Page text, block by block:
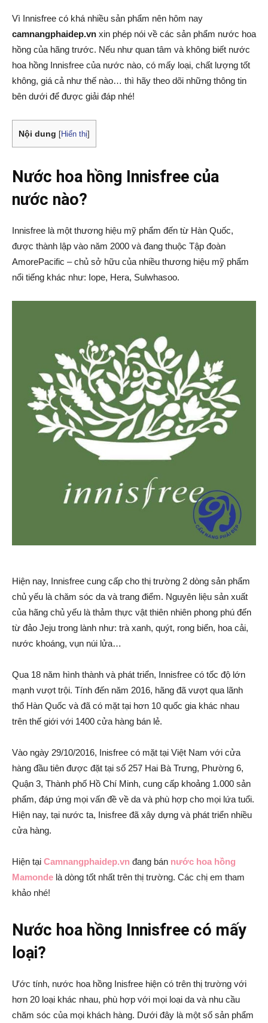
Vì Innisfree có khá nhiều sản phẩm nên hôm nay
camnangphaidep.vn xin phép nói về các sản phẩm nước hoa
hồng của hãng trước. Nếu như quan tâm và không biết nước
hoa hồng Innisfree của nước nào, có mấy loại, chất lượng tốt
không, giá cả như thế nào… thì hãy theo dõi những thông tin
bên dưới để được giải đáp nhé!
Nội dung [Hiển thị]
Nước hoa hồng Innisfree của
nước nào?
Innisfree là một thương hiệu mỹ phẩm đến từ Hàn Quốc,
được thành lập vào năm 2000 và đang thuộc Tập đoàn
AmorePacific – chủ sở hữu của nhiều thương hiệu mỹ phẩm
nổi tiếng khác như: Iope, Hera, Sulwhasoo.
Hiện nay, Innisfree cung cấp cho thị trường 2 dòng sản phẩm
chủ yếu là chăm sóc da và trang điểm. Nguyên liệu sản xuất
của hãng chủ yếu là thảm thực vật thiên nhiên phong phú đến
từ đảo Jeju trong lành như: trà xanh, quýt, rong biển, hoa cải,
nước khoáng, vụn núi lửa…
Qua 18 năm hình thành và phát triển, Innisfree có tốc độ lớn
mạnh vượt trội. Tính đến năm 2016, hãng đã vượt qua lãnh
thổ Hàn Quốc và đã có mặt tại hơn 10 quốc gia khác nhau
trên thế giới với 1400 cửa hàng bán lẻ.
Vào ngày 29/10/2016, Inisfree có mặt tại Việt Nam với cửa
hàng đầu tiên được đặt tại số 257 Hai Bà Trưng, Phường 6,
Quận 3, Thành phố Hồ Chí Minh, cung cấp khoảng 1.000 sản
phẩm, đáp ứng mọi vấn đề về da và phù hợp cho mọi lứa tuổi.
Hiện nay, tại nước ta, Inisfree đã xây dựng và phát triển nhiều
cửa hàng.
Hiện tại Camnangphaidep.vn đang bán nước hoa hồng
Mamonde là dòng tốt nhất trên thị trường. Các chị em tham
khảo nhé!
Nước hoa hồng Innisfree có mấy
loại?
Ước tính, nước hoa hồng Inisfree hiện có trên thị trường với
hơn 20 loại khác nhau, phù hợp với mọi loại da và nhu cầu
chăm sóc của mọi khách hàng. Dưới đây là một số sản phẩm